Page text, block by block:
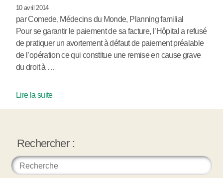
10 avril 2014
par Comede, Médecins du Monde, Planning familial
Pour se garantir le paiement de sa facture, l’Hôpital a refusé
de pratiquer un avortement à défaut de paiement préalable
de l’opération ce qui constitue une remise en cause grave
du droit à …
Lire la suite
Rechercher :